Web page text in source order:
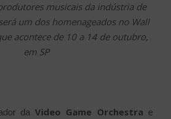
musicais da indústria de
um dos homenageados no Wall
acontece de 10 a 14 de outubro,
em SP
daVideo Game Orchestra e